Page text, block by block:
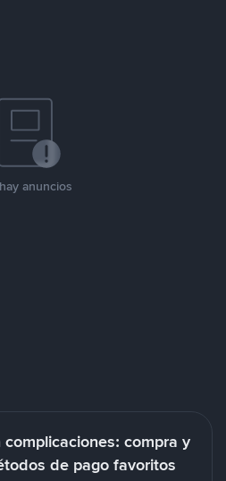
anuncios
compra y
de pago favoritos